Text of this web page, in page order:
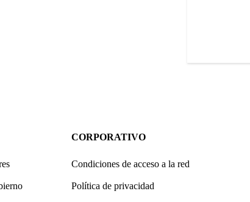
CORPORATIVO
Condiciones de acceso a la red
Política de privacidad